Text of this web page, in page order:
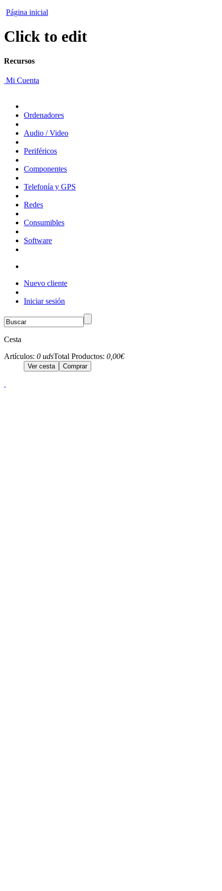
Página inicial
Click to edit
Recursos
Mi Cuenta
Ordenadores
Audio / Video
Periféricos
Componentes
Telefonía y GPS
Redes
Consumibles
Software
Nuevo cliente
Iniciar sesión
Cesta
Artículos: 0 udsTotal Productos: 0,00€